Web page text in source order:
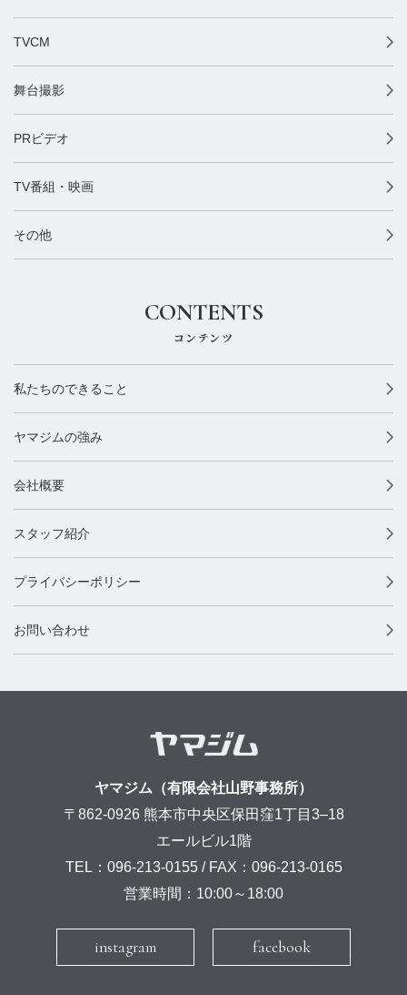
TVCM
舞台撮影
PRビデオ
TV番組・映画
その他
CONTENTS
コンテンツ
私たちのできること
ヤマジムの強み
会社概要
スタッフ紹介
プライバシーポリシー
お問い合わせ
ヤマジム（有限会社山野事務所）
〒862-0926 熊本市中央区保田窪1丁目3–18
エールビル1階
TEL：096-213-0155 / FAX：096-213-0165
営業時間：10:00～18:00
instagram facebook